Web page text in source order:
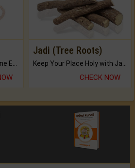
Jadi (Tree Roots)
CHECK NOW